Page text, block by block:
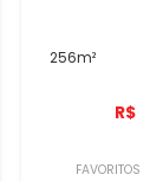
256m²
R$
FAVORITOS